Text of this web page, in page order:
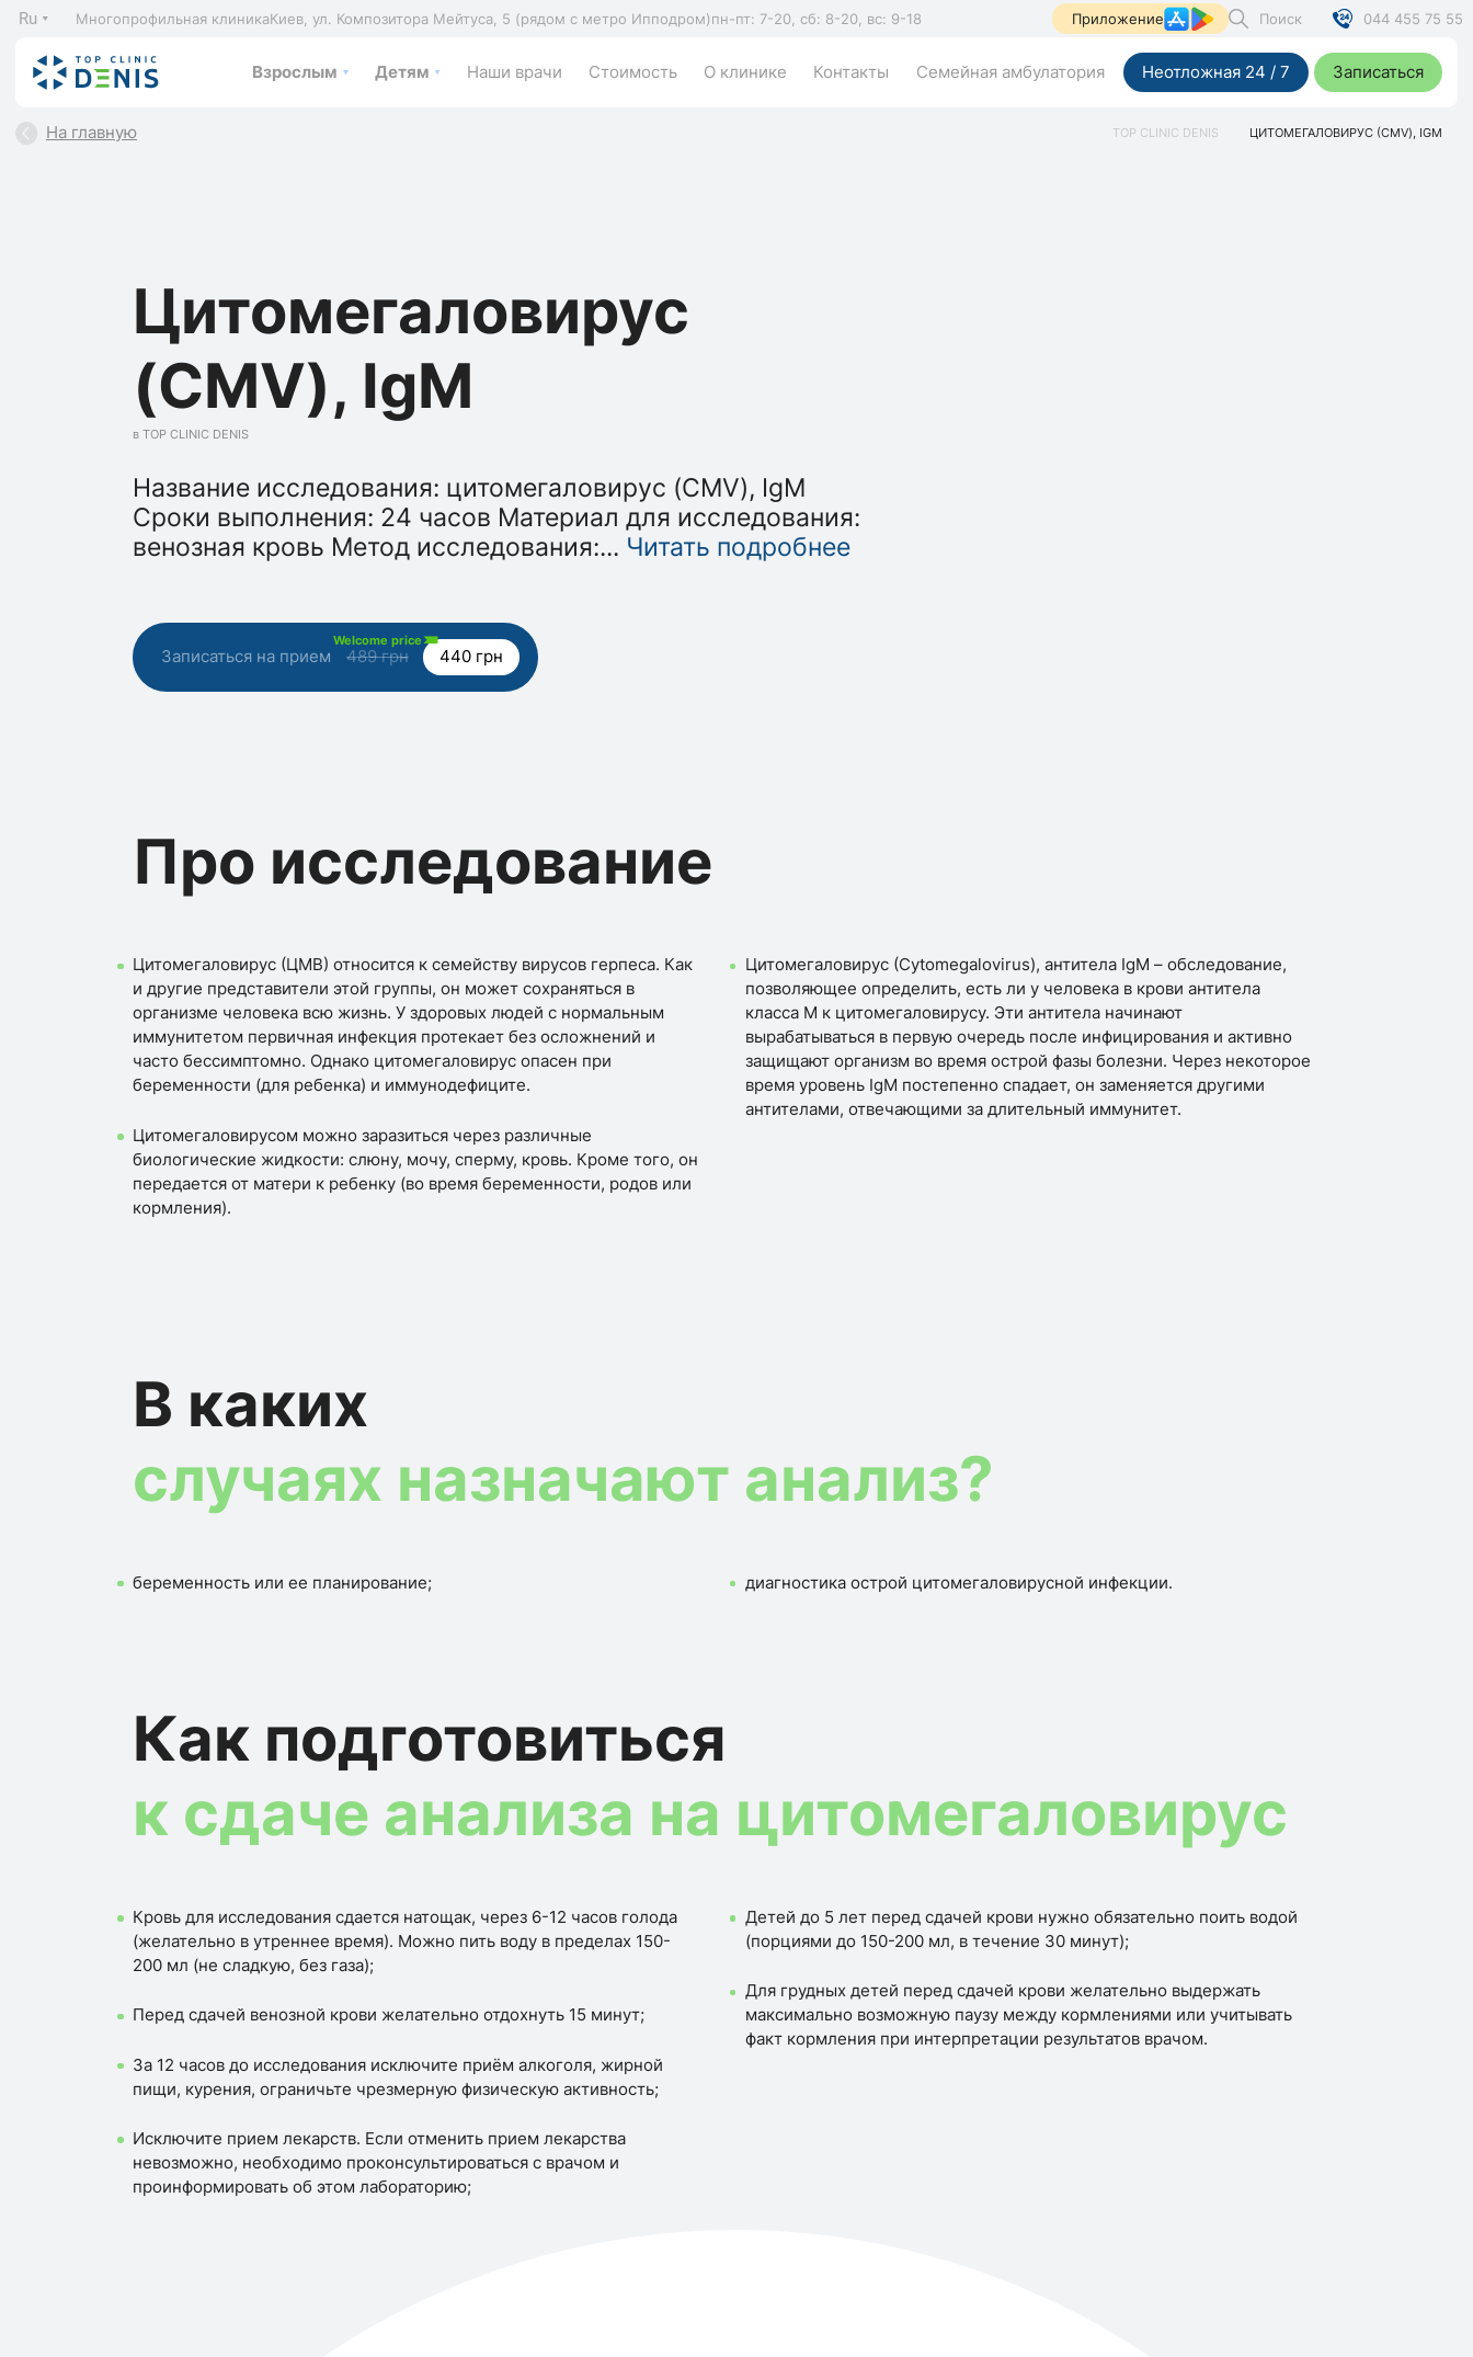
Ru Многопрофильная клиникаКиев, ул. Композитора Мейтуса, 5 (рядом с метро Ипподром)пн-пт: 7-20, сб: 8-20, вс: 9-18 Приложение Поиск 044 455 75 55
Взрослым Детям Наши врачи Стоимость О клинике Контакты Семейная амбулатория Неотложная 24 / 7 Записаться
На главную TOP CLINIC DENIS ЦИТОМЕГАЛОВИРУС (CMV), IGМ
Цитомегаловирус
(CMV), IgМ
в TOP CLINIC DENIS
Название исследования: цитомегаловирус (CMV), IgМ
Сроки выполнения: 24 часов Материал для исследования:
венозная кровь Метод исследования:... Читать подробнее
Записаться на прием
Welcome price
489 грн 440 грн
Про исследование
Цитомегаловирус (ЦМВ) относится к семейству вирусов герпеса. Как
и другие представители этой группы, он может сохраняться в
организме человека всю жизнь. У здоровых людей с нормальным
иммунитетом первичная инфекция протекает без осложнений и
часто бессимптомно. Однако цитомегаловирус опасен при
беременности (для ребенка) и иммунодефиците.
Цитомегаловирусом можно заразиться через различные
биологические жидкости: слюну, мочу, сперму, кровь. Кроме того, он
передается от матери к ребенку (во время беременности, родов или
кормления).
Цитомегаловирус (Cytomegalovirus), антитела IgM – обследование,
позволяющее определить, есть ли у человека в крови антитела
класса М к цитомегаловирусу. Эти антитела начинают
вырабатываться в первую очередь после инфицирования и активно
защищают организм во время острой фазы болезни. Через некоторое
время уровень IgM постепенно спадает, он заменяется другими
антителами, отвечающими за длительный иммунитет.
В каких
случаях назначают анализ?
беременность или ее планирование; диагностика острой цитомегаловирусной инфекции.
Как подготовиться
к сдаче анализа на цитомегаловирус
Кровь для исследования сдается натощак, через 6-12 часов голода
(желательно в утреннее время). Можно пить воду в пределах 150-
200 мл (не сладкую, без газа);
Перед сдачей венозной крови желательно отдохнуть 15 минут;
За 12 часов до исследования исключите приём алкоголя, жирной
пищи, курения, ограничьте чрезмерную физическую активность;
Исключите прием лекарств. Если отменить прием лекарства
невозможно, необходимо проконсультироваться с врачом и
проинформировать об этом лабораторию;
Детей до 5 лет перед сдачей крови нужно обязательно поить водой
(порциями до 150-200 мл, в течение 30 минут);
Для грудных детей перед сдачей крови желательно выдержать
максимально возможную паузу между кормлениями или учитывать
факт кормления при интерпретации результатов врачом.